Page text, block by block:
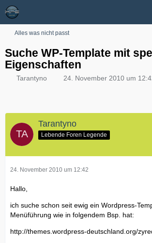
Alles was nicht passt
Suche WP-Template mit
Eigenschaften
Tarantyno 24. November 2010 um
Tarantyno
Lebende Foren Legende
24. November 2010 um 12:42
Hallo,
ich suche schon seit ewig ein Wordpress-
Menüführung wie in folgendem Bsp. hat:
http://themes.wordpress-deutschland.org/